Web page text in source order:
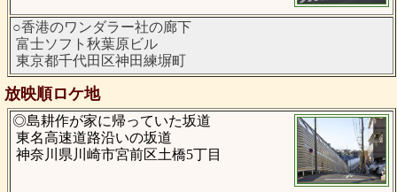
○香港のワンダラー社の廊下
富士ソフト秋葉原ビル
東京都千代田区神田練塀町
放映順ロケ地
◎島耕作が家に帰っていた坂道
東名高速道路沿いの坂道
神奈川県川崎市宮前区土橋5丁目